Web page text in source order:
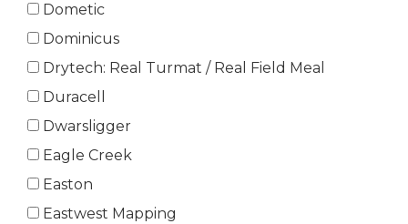
Dometic
Dominicus
Drytech: Real Turmat / Real Field Meal
Duracell
Dwarsligger
Eagle Creek
Easton
Eastwest Mapping